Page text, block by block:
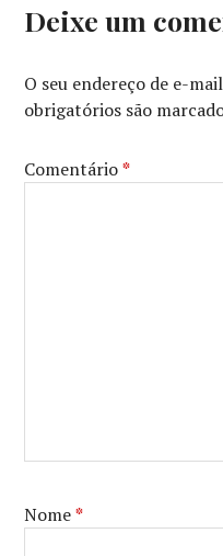
Deixe um
O seu endereço de e-
obrigatórios são
Comentário*
Nome*